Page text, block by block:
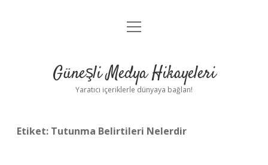
Anasayfa
Yasal Uyarı
menüyü
Güneşli Medya Hikayeleri
Yaratıcı içeriklerle dünyaya bağlan!
Etiket: Tutunma Belirtileri Nelerdir